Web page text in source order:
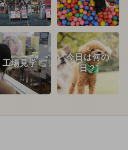
工場見学
今日は何の
日？